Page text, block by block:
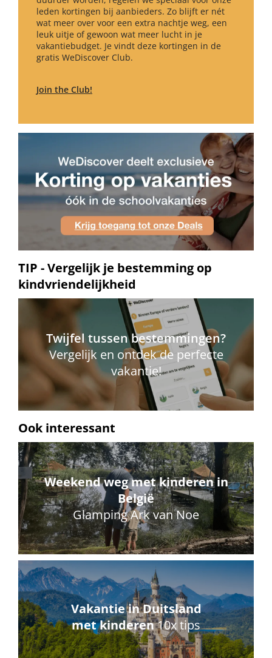
leden kortingen bij aanbieders. Zo blijft er nét
wat meer over voor een extra nachtje weg, een
leuk uitje of gewoon wat meer lucht in je
vakantiebudget. Je vindt deze kortingen in de
gratis WeDiscover Club.
Join the Club!
TIP - Vergelijk je bestemming op
kindvriendelijkheid
Twijfel tussen bestemmingen?
Vergelijk en ontdek de perfecte
vakantie!
Ook interessant
Weekend weg met kinderen in
België
Glamping Ark van Noe
Vakantie in Duitsland
met kinderen10x tips